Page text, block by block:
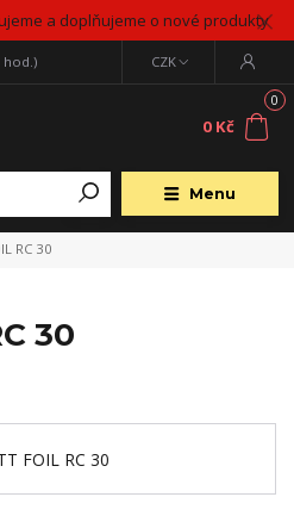
a doplňujeme o nové produkty
Menu
CZK
hod.)
0
0 Kč
RC 30
30